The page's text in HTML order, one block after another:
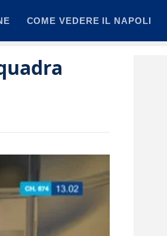
COME VEDERE IL NAPOLI